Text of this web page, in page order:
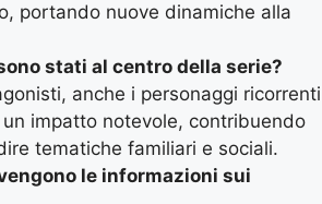
portando nuove dinamiche alla
stati al centro della serie?
anche i personaggi ricorrenti
impatto notevole, contribuendo
tematiche familiari e sociali.
le informazioni sui